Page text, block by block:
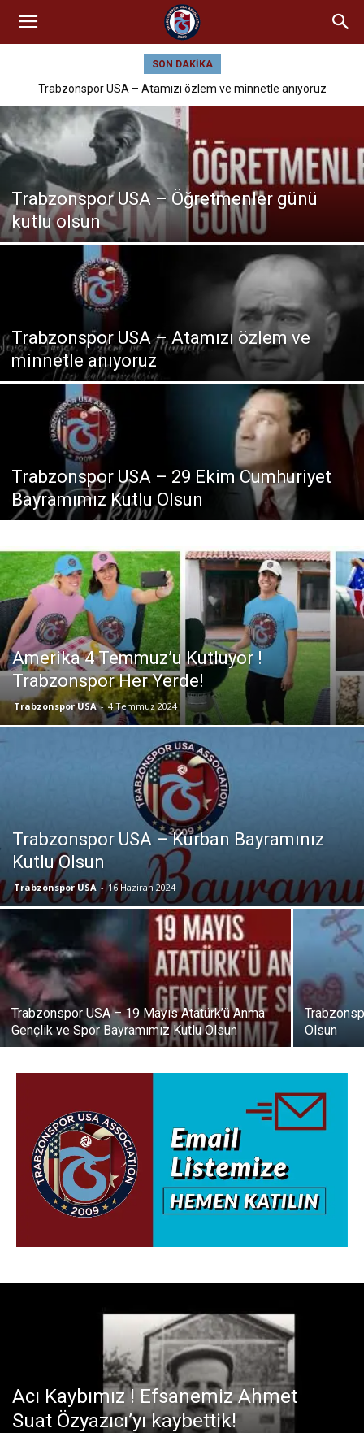
SON DAKIKA
Trabzonspor USA – Atamızı özlem ve minnetle anıyoruz
Trabzonspor USA – Öğretmenler günü
kutlu olsun
Trabzonspor USA – Atamızı özlem ve
minnetle anıyoruz
Trabzonspor USA – 29 Ekim Cumhuriyet
Bayramımız Kutlu Olsun
Amerika 4 Temmuz’u Kutluyor !
Trabzonspor Her Yerde!
Trabzonspor USA - 4 Temmuz 2024
Trabzonspor USA – Kurban Bayramınız
Kutlu Olsun
Trabzonspor USA - 16 Haziran 2024
Trabzonspor USA – 19 Mayıs Atatürk’ü Anma
Gençlik ve Spor Bayramımız Kutlu Olsun
Olsun
Acı Kaybımız ! Efsanemiz Ahmet
Suat Özyazıcı’yı kaybettik!